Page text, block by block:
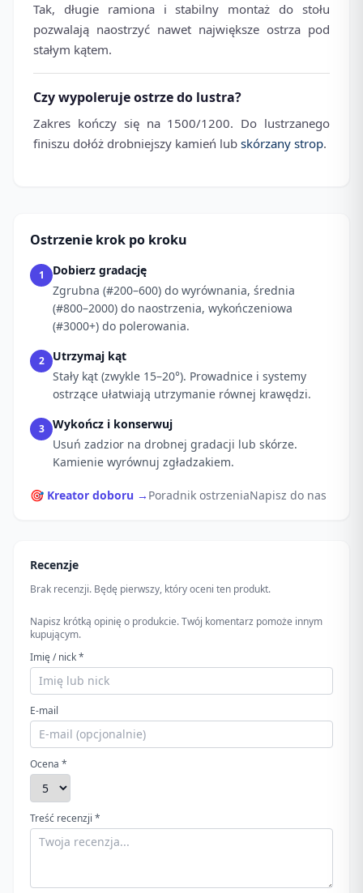
Tak, długie ramiona i stabilny montaż do stołu
pozwalają naostrzyć nawet największe ostrza pod
stałym kątem.
Czy wypoleruje ostrze do lustra?
Zakres kończy się na 1500/1200. Do lustrzanego
finiszu dołóż drobniejszy kamień lub skórzany strop.
Ostrzenie krok po kroku
1
Dobierz gradację
Zgrubna (#200–600) do wyrównania, średnia
(#800–2000) do naostrzenia, wykończeniowa
(#3000+) do polerowania.
2
Utrzymaj kąt
Stały kąt (zwykle 15–20°). Prowadnice i systemy
ostrzące ułatwiają utrzymanie równej krawędzi.
3
Wykończ i konserwuj
Usuń zadzior na drobnej gradacji lub skórze.
Kamienie wyrównuj zgładzakiem.
🎯 Kreator doboru → Poradnik ostrzeniaNapisz do nas
Recenzje
Brak recenzji. Będę pierwszy, który oceni ten produkt.
Napisz krótką opinię o produkcie. Twój komentarz pomoże innym
kupującym.
Imię / nick *
E-mail
Ocena *
Treść recenzji *